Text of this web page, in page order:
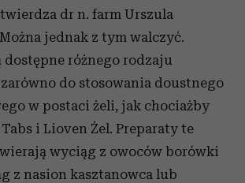
dr n. farm Urszula
jednak z tym walczyć.
dostępne różnego rodzaju
do stosowania doustnego
w postaci żeli, jak chociażby
i Lioven Żel. Preparaty te
wyciąg z owoców borówki
z nasion kasztanowca lub